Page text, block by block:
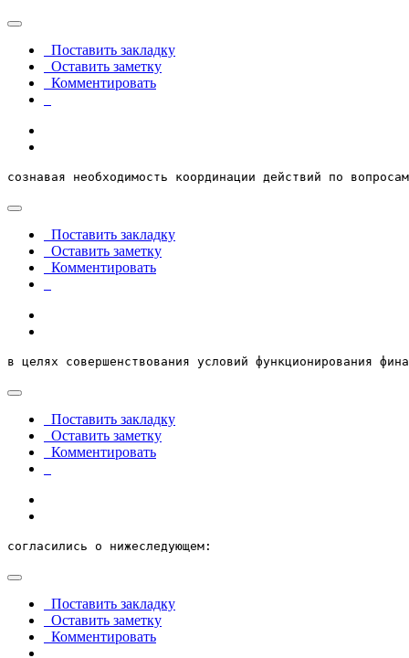
Поставить закладку
Оставить заметку
Комментировать
сознавая необходимость координации действий по
Поставить закладку
Оставить заметку
Комментировать
в целях совершенствования условий функционирования
Поставить закладку
Оставить заметку
Комментировать
согласились о нижеследующем:
Поставить закладку
Оставить заметку
Комментировать